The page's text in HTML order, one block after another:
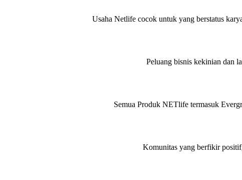
Usaha Netlife cocok untuk yang berstatus
Peluang bisnis kekinian dan
Semua Produk NETlife termasuk
Komunitas yang berfikir